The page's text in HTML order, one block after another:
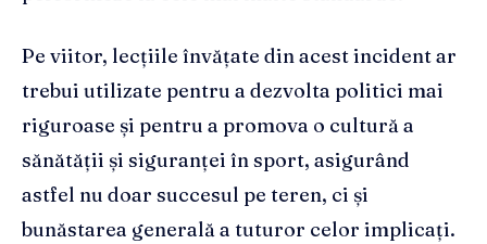
Pe viitor, lecțiile învățate din acest incident ar
trebui utilizate pentru a dezvolta politici mai
riguroase și pentru a promova o cultură a
sănătății și siguranței în sport, asigurând
astfel nu doar succesul pe teren, ci și
bunăstarea generală a tuturor celor implicați.